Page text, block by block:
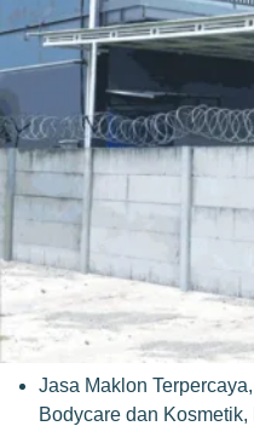
Jasa Maklon Terpercaya,
Bodycare dan Kosmetik,